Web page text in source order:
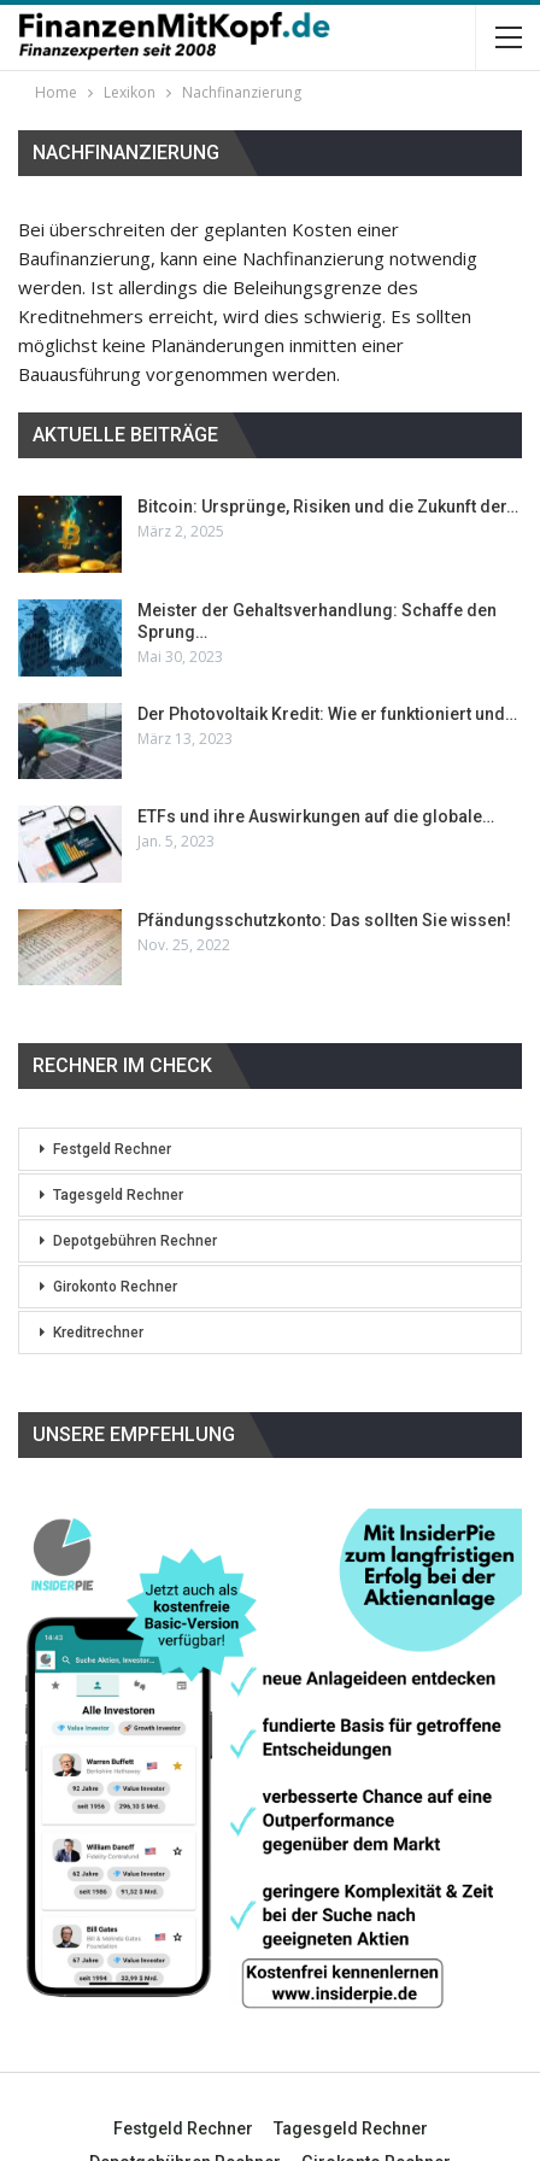
Home Lexikon Nachfinanzierung
NACHFINANZIERUNG
Bei überschreiten der geplanten Kosten einer
Baufinanzierung, kann eine Nachfinanzierung notwendig
werden. Ist allerdings die Beleihungsgrenze des
Kreditnehmers erreicht, wird dies schwierig. Es sollten
möglichst keine Planänderungen inmitten einer
Bauausführung vorgenommen werden.
AKTUELLE BEITRÄGE
Bitcoin: Ursprünge, Risiken und die Zukunft der…
März 2, 2025
Meister der Gehaltsverhandlung: Schaffe den
Sprung…
Mai 30, 2023
Der Photovoltaik Kredit: Wie er funktioniert und…
März 13, 2023
ETFs und ihre Auswirkungen auf die globale…
Jan. 5, 2023
Pfändungsschutzkonto: Das sollten Sie wissen!
Nov. 25, 2022
RECHNER IM CHECK
Festgeld Rechner
Tagesgeld Rechner
Depotgebühren Rechner
Girokonto Rechner
Kreditrechner
UNSERE EMPFEHLUNG
Festgeld Rechner
Tagesgeld Rechner